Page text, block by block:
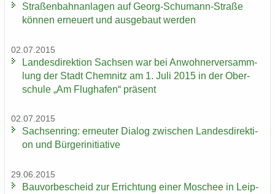
Stra­ßen­bahn­an­la­gen auf Georg-​Schumann-Straße
kön­nen er­neu­ert und aus­ge­baut wer­den
02.07.2015
Lan­des­di­rek­ti­on Sach­sen war bei An­woh­ner­ver­samm­
lung der Stadt Chem­nitz am 1. Juli 2015 in der Ober­
schu­le „Am Flug­ha­fen“ prä­sent
02.07.2015
Sach­sen­ring: er­neu­ter Dia­log zwi­schen Lan­des­di­rek­ti­
on und Bür­ger­initia­ti­ve
29.06.2015
Bau­vor­be­scheid zur Er­rich­tung einer Mo­schee in Leip­